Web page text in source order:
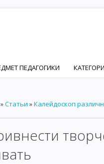
ПЕДАГОГИКИ
И ПЕДАГОГИЧЕСКОЙ НАУК
»Статьи »Калейдоскоп